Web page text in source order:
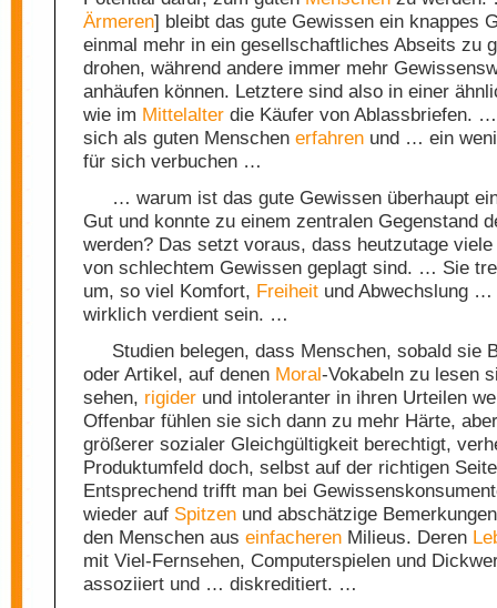
Ärmeren] bleibt das gute Gewissen ein knappes
einmal mehr in ein gesellschaftliches Abseits zu
drohen, während andere immer mehr
anhäufen können. Letztere sind also in einer
wie im Mittelalter die Käufer von Ablassbriefen.
sich als guten Menschen erfahren und … ein
für sich verbuchen …
… warum ist das gute Gewissen überhaupt
Gut und konnte zu einem zentralen Gegenstand
werden? Das setzt voraus, dass heutzutage
von schlechtem Gewissen geplagt sind. … Sie
um, so viel Komfort, Freiheit und Abwechslung
wirklich verdient sein. …
Studien belegen, dass Menschen, sobald sie
oder Artikel, auf denen Moral-Vokabeln zu lesen
sehen, rigider und intoleranter in ihren Urteilen
Offenbar fühlen sie sich dann zu mehr Härte,
größerer sozialer Gleichgültigkeit berechtigt,
Produktumfeld doch, selbst auf der richtigen
Entsprechend trifft man bei
wieder auf Spitzen und abschätzige
den Menschen aus einfacheren Milieus. Deren
mit Viel-Fernsehen, Computerspielen und
assoziiert und … diskreditiert. …